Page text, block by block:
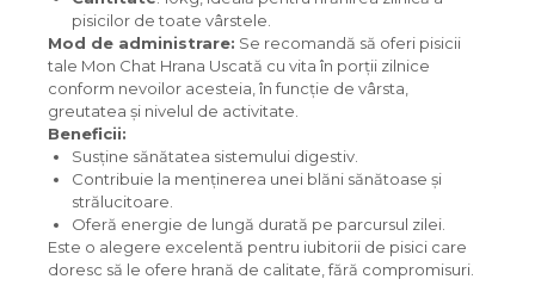
pisicilor de toate vârstele.
Mod de administrare: Se recomandă să oferi pisicii
tale Mon Chat Hrana Uscată cu vita în porții zilnice
conform nevoilor acesteia, în funcție de vârsta,
greutatea și nivelul de activitate.
Beneficii:
Susține sănătatea sistemului digestiv.
Contribuie la menținerea unei blăni sănătoase și
strălucitoare.
Oferă energie de lungă durată pe parcursul zilei.
Este o alegere excelentă pentru iubitorii de pisici care
doresc să le ofere hrană de calitate, fără compromisuri.